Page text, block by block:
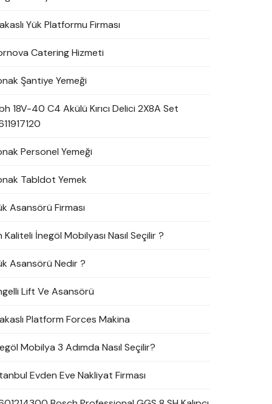
Yük Platformu Firması
Catering Hizmeti
Şantiye Yemeği
18V-40 C4 Akülü Kırıcı Delici 2X8A Set
Personel Yemeği
Tabldot Yemek
Asansörü Firması
Kaliteli İnegöl Mobilyası Nasıl Seçilir ?
Asansörü Nedir ?
Lift Ve Asansörü
Platform Forces Makina
Mobilya 3 Adımda Nasıl Seçilir?
Evden Eve Nakliyat Firması